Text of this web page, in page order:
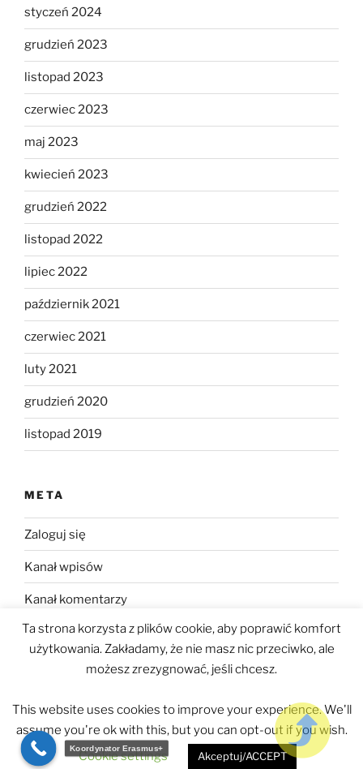
styczeń 2024
grudzień 2023
listopad 2023
czerwiec 2023
maj 2023
kwiecień 2023
grudzień 2022
listopad 2022
lipiec 2022
październik 2021
czerwiec 2021
luty 2021
grudzień 2020
listopad 2019
META
Zaloguj się
Kanał wpisów
Kanał komentarzy
WordPress.org
Polityka prywatności Dumnie wspierane przez WordPress
Ta strona korzysta z plików cookie, aby poprawić komfort
użytkowania. Zakładamy, że nie masz nic przeciwko, ale
możesz zrezygnować, jeśli chcesz.
This website uses cookies to improve your experience. We'll
assume you're ok with this, but you can opt-out if you wish.
Cookie settings
Akceptuj/ACCEPT
Koordynator Erasmus+